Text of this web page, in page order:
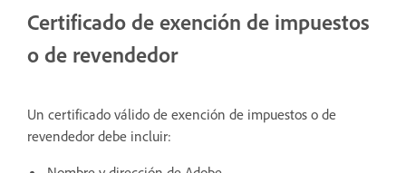
Certificado de exención de impuestos
o de revendedor
Un certificado válido de exención de impuestos o de
revendedor debe incluir: